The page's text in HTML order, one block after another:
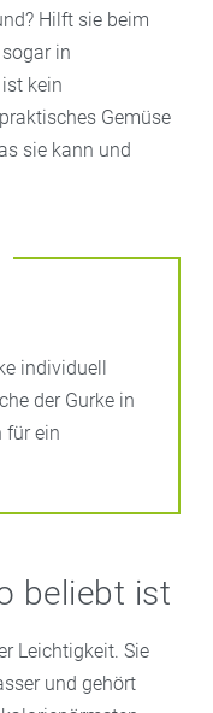
Hilft sie beim
in
kein
Gemüse
sie kann und
individuell
der Gurke in
für ein
beliebt ist
Leichtigkeit. Sie
und gehört